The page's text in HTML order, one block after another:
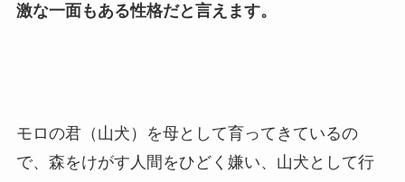
激な一面もある性格だと言えます。
モロの君（山犬）を母として育ってきているの
で、森をけがす人間をひどく嫌い、山犬として行